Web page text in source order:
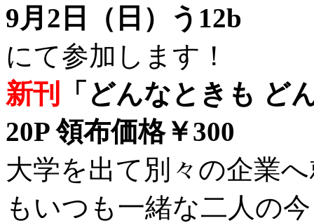
9月2日（日）う12b
にて参加します！
新刊
「どんなときも ど
20P 領布価格￥300
大学を出て別々の企業
もいつも一緒な二人の